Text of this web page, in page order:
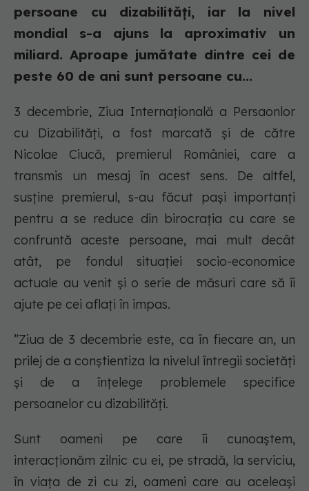
persoane cu dizabilități, iar la nivel
mondial s-a ajuns la aproximativ un
miliard. Aproape jumătate dintre cei de
peste 60 de ani sunt persoane cu...
3 decembrie, Ziua Internațională a Persaonlor
cu Dizabilități, a fost marcată și de către
Nicolae Ciucă, premierul României, care a
transmis un mesaj în acest sens. De altfel,
susține premierul, s-au făcut pași importanți
pentru a se reduce din birocrația cu care se
confruntă aceste persoane, mai mult decât
atât, pe fondul situației socio-economice
actuale au venit și o serie de măsuri care să îi
ajute pe cei aflați în impas.
”Ziua de 3 decembrie este, ca în fiecare an, un
prilej de a conștientiza la nivelul întregii societăți
și de a înțelege problemele specifice
persoanelor cu dizabilități.
Sunt oameni pe care îi cunoaștem,
interacționăm zilnic cu ei, pe stradă, la serviciu,
în viața de zi cu zi, oameni care au aceleași